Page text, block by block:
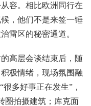
容。相比欧洲同行在
，他们不是来签一锤
雷区的秘密通道。
高层会谈结束后，随
极情绪，现场氛围融
多好事正在发生‌”，
圈拍摄建筑；库克‌面